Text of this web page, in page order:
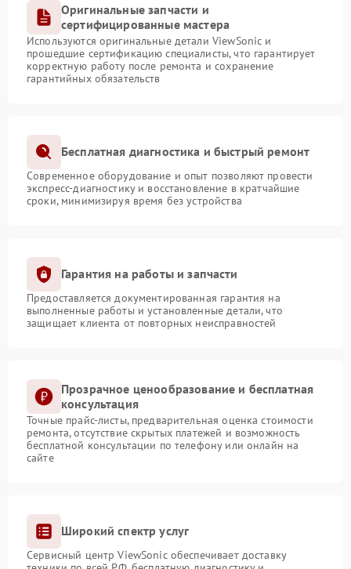
Оригинальные запчасти и
сертифицированные мастера
Используются оригинальные детали ViewSonic и
прошедшие сертификацию специалисты, что гарантирует
корректную работу после ремонта и сохранение
гарантийных обязательств
Бесплатная диагностика и быстрый ремонт
Современное оборудование и опыт позволяют провести
экспресс-диагностику и восстановление в кратчайшие
сроки, минимизируя время без устройства
Гарантия на работы и запчасти
Предоставляется документированная гарантия на
выполненные работы и установленные детали, что
защищает клиента от повторных неисправностей
Прозрачное ценообразование и бесплатная
консультация
Точные прайс-листы, предварительная оценка стоимости
ремонта, отсутствие скрытых платежей и возможность
бесплатной консультации по телефону или онлайн на
сайте
Широкий спектр услуг
Сервисный центр ViewSonic обеспечивает доставку